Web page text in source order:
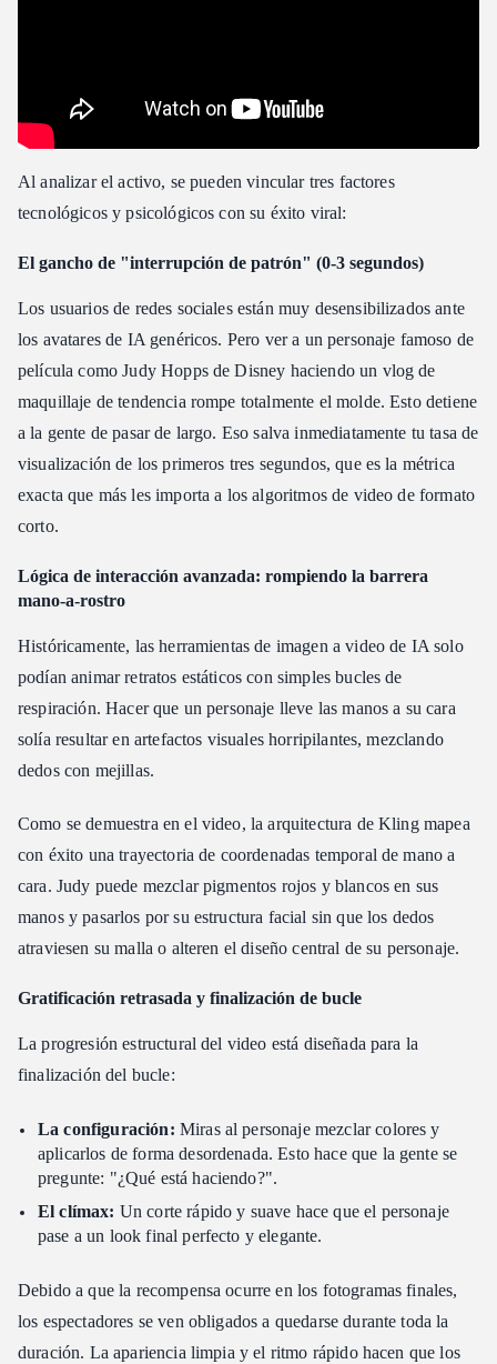
Al analizar el activo, se pueden vincular tres factores
tecnológicos y psicológicos con su éxito viral:
El gancho de "interrupción de patrón" (0-3 segundos)
Los usuarios de redes sociales están muy desensibilizados ante
los avatares de IA genéricos. Pero ver a un personaje famoso de
película como Judy Hopps de Disney haciendo un vlog de
maquillaje de tendencia rompe totalmente el molde. Esto detiene
a la gente de pasar de largo. Eso salva inmediatamente tu tasa de
visualización de los primeros tres segundos, que es la métrica
exacta que más les importa a los algoritmos de video de formato
corto.
Lógica de interacción avanzada: rompiendo la barrera
mano-a-rostro
Históricamente, las herramientas de imagen a video de IA solo
podían animar retratos estáticos con simples bucles de
respiración. Hacer que un personaje lleve las manos a su cara
solía resultar en artefactos visuales horripilantes, mezclando
dedos con mejillas.
Como se demuestra en el video, la arquitectura de Kling mapea
con éxito una trayectoria de coordenadas temporal de mano a
cara. Judy puede mezclar pigmentos rojos y blancos en sus
manos y pasarlos por su estructura facial sin que los dedos
atraviesen su malla o alteren el diseño central de su personaje.
Gratificación retrasada y finalización de bucle
La progresión estructural del video está diseñada para la
finalización del bucle:
La configuración: Miras al personaje mezclar colores y
aplicarlos de forma desordenada. Esto hace que la gente se
pregunte: "¿Qué está haciendo?".
El clímax: Un corte rápido y suave hace que el personaje
pase a un look final perfecto y elegante.
Debido a que la recompensa ocurre en los fotogramas finales,
los espectadores se ven obligados a quedarse durante toda la
duración. La apariencia limpia y el ritmo rápido hacen que los